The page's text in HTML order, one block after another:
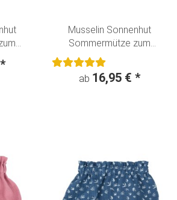
*
Musselin Sonnenhut
Sommermütze zum
mitwachsen flieder
ab 16,95 € *